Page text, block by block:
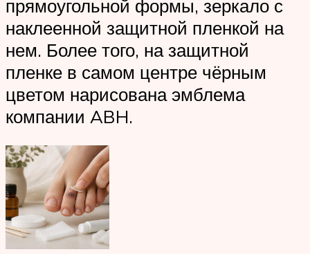
прямоугольной формы, зеркало с
наклеенной защитной пленкой на
нем. Более того, на защитной
пленке в самом центре чёрным
цветом нарисована эмблема
компании ABH.